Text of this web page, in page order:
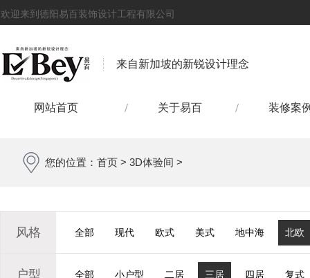
欢迎来到德阳易百装饰设计工程有限公司
来自新加坡的新锐设计理念
网站首页 关于易百 装修案
您的位置： 首页 > 3D体验间 >
风格 全部 现代 欧式 美式 地中海 北欧
户型 全部 小户型 二居 三居 四居 复式